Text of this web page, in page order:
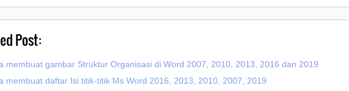
Post:
membuat gambar Struktur Organisasi di Word 2007, 2010, 2013, 2016 dan 2019
membuat daftar Isi titik-titik Ms Word 2016, 2013, 2010, 2007, 2019